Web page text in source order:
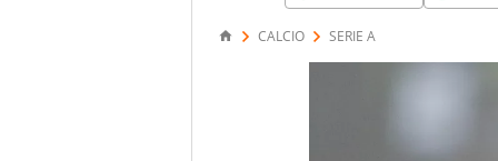
CALCIO SERIE A